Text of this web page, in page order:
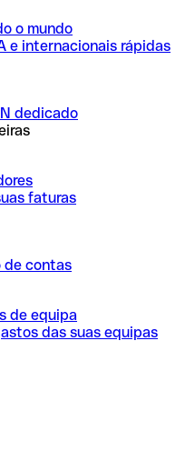
o mundo
e internacionais rápidas
dedicado
faturas
de contas
de equipa
das suas equipas